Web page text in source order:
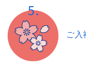
ご入